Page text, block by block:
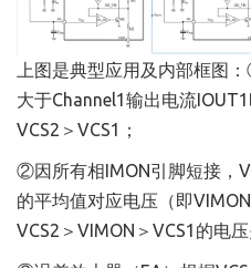
上图是典型应用及内部框图
大于Channel1输出电流
VCS2＞VCS1；
②因所有相IMON引脚短接，
的平均值对应电压（即
VCS2＞VIMON＞VCS1的电压